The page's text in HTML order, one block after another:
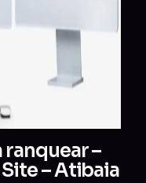
ranquear –
– Atibaia